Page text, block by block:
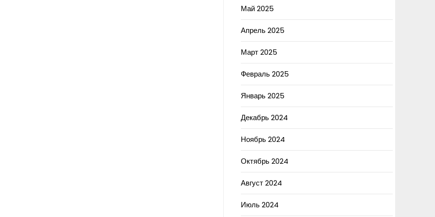
Май 2025
Апрель 2025
Март 2025
Февраль 2025
Январь 2025
Декабрь 2024
Ноябрь 2024
Октябрь 2024
Август 2024
Июль 2024